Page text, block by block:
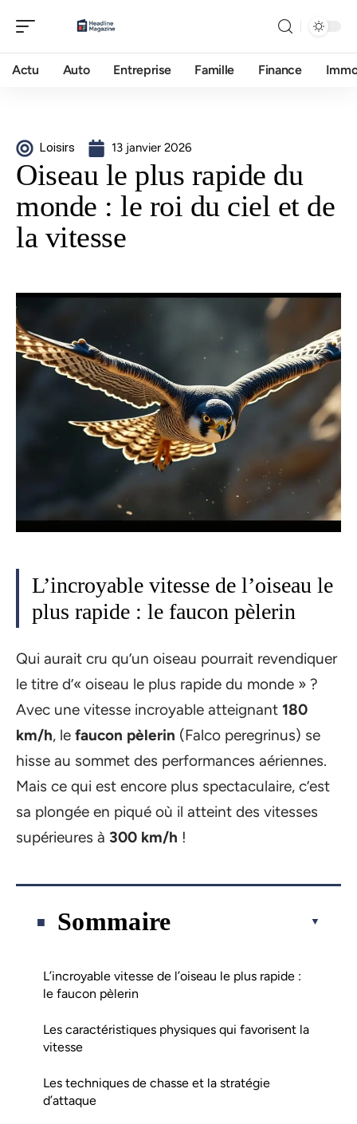
Actu Auto Entreprise Famille Finance
Loisirs 13 janvier 2026
Oiseau le plus rapide du
monde : le roi du ciel et de
la vitesse
L’incroyable vitesse de l’oiseau le
plus rapide : le faucon pèlerin
Qui aurait cru qu’un oiseau pourrait revendiquer
le titre d’« oiseau le plus rapide du monde » ?
Avec une vitesse incroyable atteignant 180
km/h, le faucon pèlerin (Falco peregrinus) se
hisse au sommet des performances aériennes.
Mais ce qui est encore plus spectaculaire, c’est
sa plongée en piqué où il atteint des vitesses
supérieures à 300 km/h !
Sommaire
L’incroyable vitesse de l’oiseau le plus rapide :
le faucon pèlerin
Les caractéristiques physiques qui favorisent la
vitesse
Les techniques de chasse et la stratégie
d’attaque